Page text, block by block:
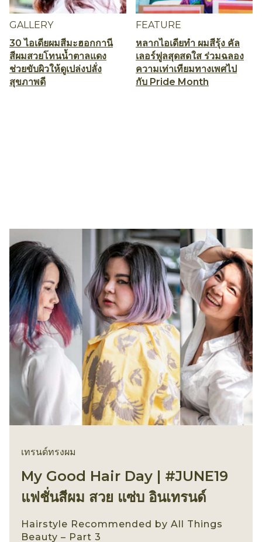
GALLERY
30 ไอเดียผมสีมะฮอกกานี
สีผมสวยโทนน้ำตาลแดง
ช่วยขับผิวให้ดูเปล่งปลั่ง
สุขภาพดี
FEATURE
หลากไอเดียทำ ผมสีรุ้ง คัล
เลอร์ฟูลสุดสดใส ร่วมฉลอง
ความเท่าเทียมทางเพศไป
กับ Pride Month
เทรนด์ทรงผม
My Good Hair Day | #JUNE19
แฟชั่นสีผม สวย แซ่บ อินเทรนด์
Hairstyle Recommended by All Things
Beauty – Part 3